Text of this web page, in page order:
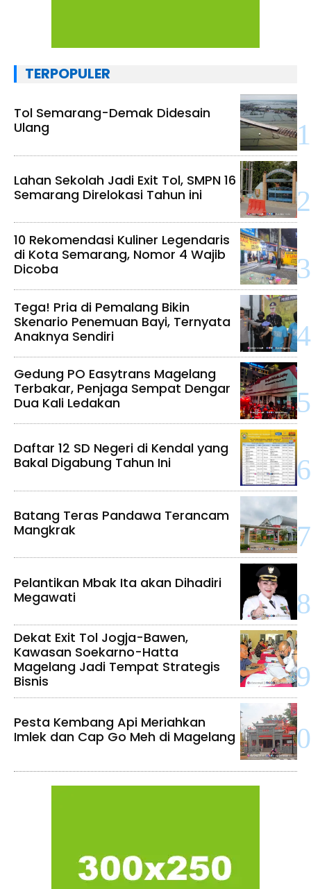
TERPOPULER
Tol Semarang-Demak Didesain
Ulang
Lahan Sekolah Jadi Exit Tol, SMPN 16
Semarang Direlokasi Tahun ini
10 Rekomendasi Kuliner Legendaris
di Kota Semarang, Nomor 4 Wajib
Dicoba
Tega! Pria di Pemalang Bikin
Skenario Penemuan Bayi, Ternyata
Anaknya Sendiri
Gedung PO Easytrans Magelang
Terbakar, Penjaga Sempat Dengar
Dua Kali Ledakan
Daftar 12 SD Negeri di Kendal yang
Bakal Digabung Tahun Ini
Batang Teras Pandawa Terancam
Mangkrak
Pelantikan Mbak Ita akan Dihadiri
Megawati
Dekat Exit Tol Jogja-Bawen,
Kawasan Soekarno-Hatta
Magelang Jadi Tempat Strategis
Bisnis
Pesta Kembang Api Meriahkan
Imlek dan Cap Go Meh di Magelang